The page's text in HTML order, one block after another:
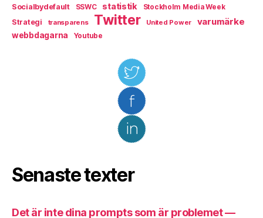
Socialbydefault SSWC statistik Stockholm Media Week
Strategi transparens Twitter United Power varumärke
webbdagarna Youtube
Senaste texter
Det är inte dina prompts som är problemet —